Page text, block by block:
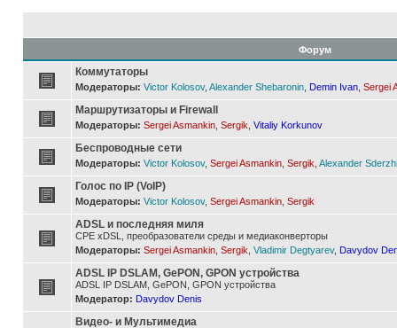
Форум
Коммутаторы
Модераторы: Victor Kolosov, Alexander Shebaronin Demin Ivan Sergei
Маршрутизаторы и Firewall
Модераторы: Sergei Asmankin Sergik Vitaliy Korkunov
Беспроводные сети
Модераторы: Victor Kolosov, Sergei Asmankin Sergik Alexander
Голос по IP (VoIP)
Модераторы: Victor Kolosov, Sergei Asmankin Sergik
ADSL и последняя миля
CPE xDSL, преобразователи среды и медиаконверторы
Модераторы: Sergei Asmankin Sergik Vladimir Degtyarev, Davydov
ADSL IP DSLAM, GePON, GPON устройства
ADSL IP DSLAM, GePON, GPON устройства
Модератор: Davydov Denis
Видео- и Мультимедиа